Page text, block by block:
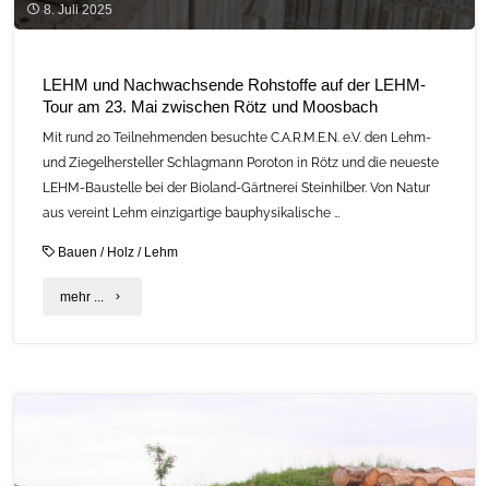
8. Juli 2025
LEHM und Nachwachsende Rohstoffe auf der LEHM-
Tour am 23. Mai zwischen Rötz und Moosbach
Mit rund 20 Teilnehmenden besuchte C.A.R.M.E.N. e.V. den Lehm-
und Ziegelhersteller Schlagmann Poroton in Rötz und die neueste
LEHM-Baustelle bei der Bioland-Gärtnerei Steinhilber. Von Natur
aus vereint Lehm einzigartige bauphysikalische …
Bauen / Holz / Lehm
mehr ... "LEHM